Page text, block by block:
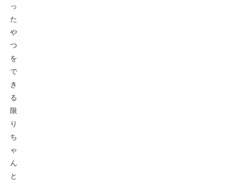
っ
た
や
つ
を
で
き
る
限
り
ち
ゃ
ん
と